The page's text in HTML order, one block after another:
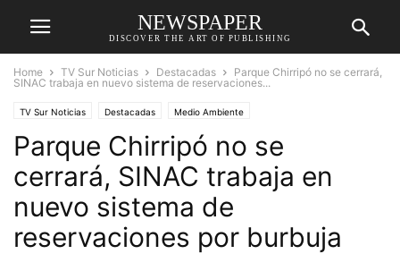
NEWSPAPER
DISCOVER THE ART OF PUBLISHING
Home TV Sur Noticias Destacadas
Parque Chirripó no se cerrará,
SINAC trabaja en nuevo sistema de reservaciones...
TV Sur Noticias Destacadas Medio Ambiente
Parque Chirripó no se
cerrará, SINAC trabaja en
nuevo sistema de
reservaciones por burbuja